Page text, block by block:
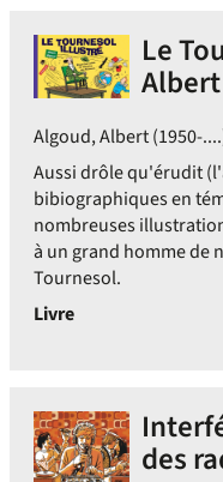
Le
Algoud, Albert (1950-
Aussi drôle qu'érudit
bibiographiques en
nombreuses
à un grand homme de
Tournesol.
Livre
des